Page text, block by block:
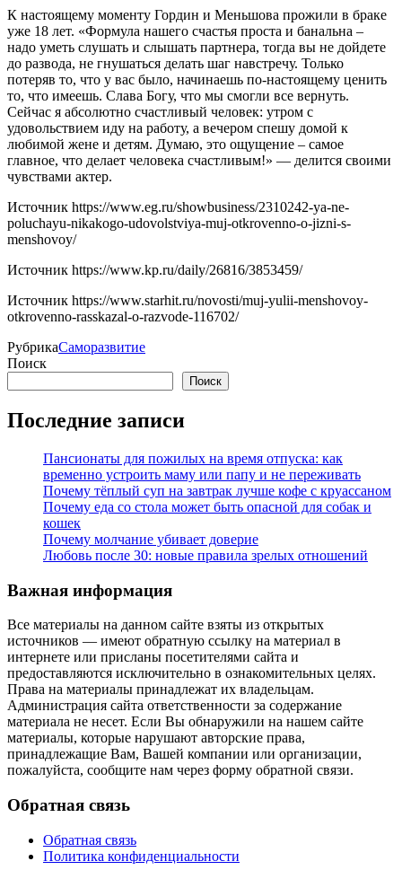
К настоящему моменту Гордин и Меньшова прожили в браке
уже 18 лет. «Формула нашего счастья проста и банальна –
надо уметь слушать и слышать партнера, тогда вы не дойдете
до развода, не гнушаться делать шаг навстречу. Только
потеряв то, что у вас было, начинаешь по-настоящему ценить
то, что имеешь. Слава Богу, что мы смогли все вернуть.
Сейчас я абсолютно счастливый человек: утром с
удовольствием иду на работу, а вечером спешу домой к
любимой жене и детям. Думаю, это ощущение – самое
главное, что делает человека счастливым!» — делится своими
чувствами актер.
Источник https://www.eg.ru/showbusiness/2310242-ya-ne-
poluchayu-nikakogo-udovolstviya-muj-otkrovenno-o-jizni-s-
menshovoy/
Источник https://www.kp.ru/daily/26816/3853459/
Источник https://www.starhit.ru/novosti/muj-yulii-menshovoy-
otkrovenno-rasskazal-o-razvode-116702/
РубрикаСаморазвитие
Поиск
Поиск
Последние записи
Пансионаты для пожилых на время отпуска: как
временно устроить маму или папу и не переживать
Почему тёплый суп на завтрак лучше кофе с круассаном
Почему еда со стола может быть опасной для собак и
кошек
Почему молчание убивает доверие
Любовь после 30: новые правила зрелых отношений
Важная информация
Все материалы на данном сайте взяты из открытых
источников — имеют обратную ссылку на материал в
интернете или присланы посетителями сайта и
предоставляются исключительно в ознакомительных целях.
Права на материалы принадлежат их владельцам.
Администрация сайта ответственности за содержание
материала не несет. Если Вы обнаружили на нашем сайте
материалы, которые нарушают авторские права,
принадлежащие Вам, Вашей компании или организации,
пожалуйста, сообщите нам через форму обратной связи.
Обратная связь
Обратная связь
Политика конфиденциальности